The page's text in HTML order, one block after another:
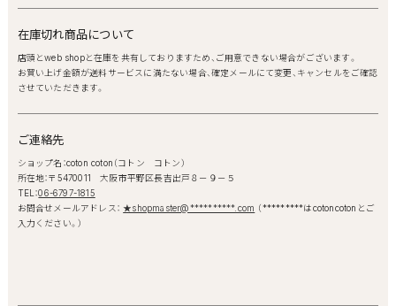
在庫切れ商品について
店頭とweb shopと在庫を共有しておりますため、ご用意できない場合がございます。
お買い上げ金額が送料サービスに満たない場合、確定メールにて変更、キャンセルをご確認
させていただきます。
ご連絡先
ショップ名：coton coton（コトン コトン）
所在地：〒5470011 大阪市平野区長吉出戸８－９－５
TEL：06-6797-1815
お問合せメールアドレス：★shopmaster@**********.com （*********はcotoncotonとご
入力ください。）